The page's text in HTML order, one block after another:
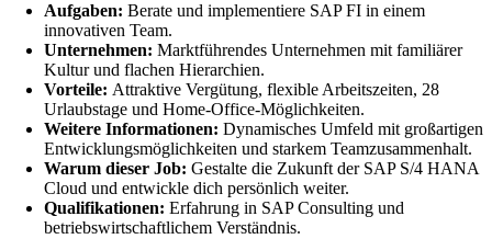
Aufgaben: Berate und implementiere SAP FI in einem
innovativen Team.
Unternehmen: Marktführendes Unternehmen mit familiärer
Kultur und flachen Hierarchien.
Vorteile: Attraktive Vergütung, flexible Arbeitszeiten, 28
Urlaubstage und Home-Office-Möglichkeiten.
Weitere Informationen: Dynamisches Umfeld mit großartigen
Entwicklungsmöglichkeiten und starkem Teamzusammenhalt.
Warum dieser Job: Gestalte die Zukunft der SAP S/4 HANA
Cloud und entwickle dich persönlich weiter.
Qualifikationen: Erfahrung in SAP Consulting und
betriebswirtschaftlichem Verständnis.